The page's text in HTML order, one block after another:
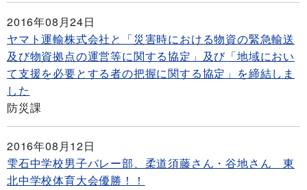
2016年08月24日
ヤマト運輸株式会社と「災害時における物資の緊急輸送
及び物資拠点の運営等に関する協定」及び「地域におい
て支援を必要とする者の把握に関する協定」を締結しま
した
防災課
2016年08月12日
雫石中学校男子バレー部、柔道須藤さん・谷地さん 東
北中学校体育大会優勝！！